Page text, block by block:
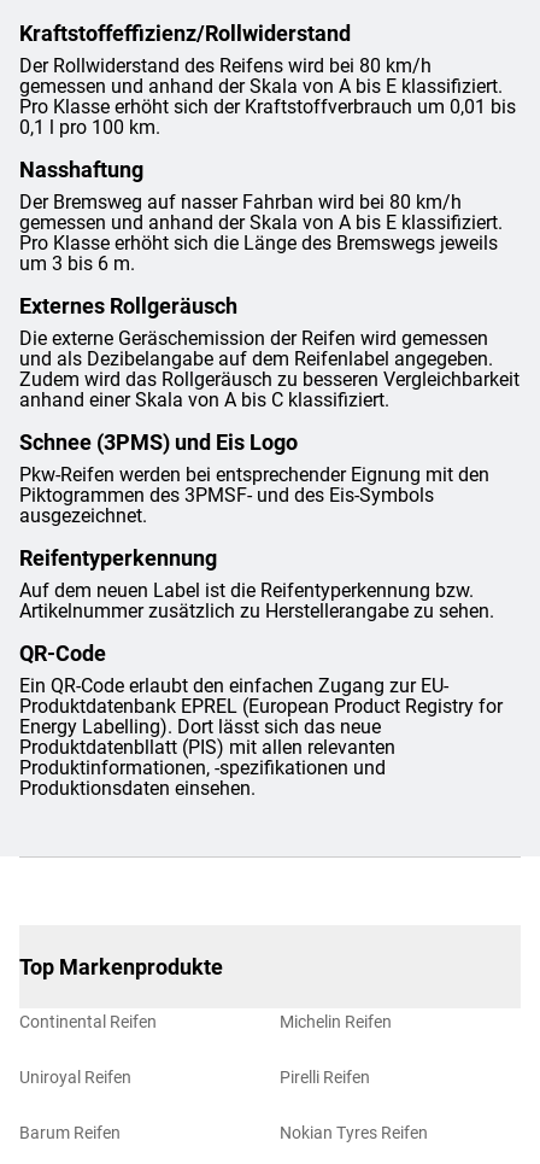
Kraftstoffeffizienz/Rollwiderstand
Der Rollwiderstand des Reifens wird bei 80 km/h
gemessen und anhand der Skala von A bis E klassifiziert.
Pro Klasse erhöht sich der Kraftstoffverbrauch um 0,01 bis
0,1 l pro 100 km.
Nasshaftung
Der Bremsweg auf nasser Fahrban wird bei 80 km/h
gemessen und anhand der Skala von A bis E klassifiziert.
Pro Klasse erhöht sich die Länge des Bremswegs jeweils
um 3 bis 6 m.
Externes Rollgeräusch
Die externe Geräschemission der Reifen wird gemessen
und als Dezibelangabe auf dem Reifenlabel angegeben.
Zudem wird das Rollgeräusch zu besseren Vergleichbarkeit
anhand einer Skala von A bis C klassifiziert.
Schnee (3PMS) und Eis Logo
Pkw-Reifen werden bei entsprechender Eignung mit den
Piktogrammen des 3PMSF- und des Eis-Symbols
ausgezeichnet.
Reifentyperkennung
Auf dem neuen Label ist die Reifentyperkennung bzw.
Artikelnummer zusätzlich zu Herstellerangabe zu sehen.
QR-Code
Ein QR-Code erlaubt den einfachen Zugang zur EU-
Produktdatenbank EPREL (European Product Registry for
Energy Labelling). Dort lässt sich das neue
Produktdatenbllatt (PIS) mit allen relevanten
Produktinformationen, -spezifikationen und
Produktionsdaten einsehen.
Top Markenprodukte
Continental Reifen
Uniroyal Reifen
Barum Reifen
Michelin Reifen
Pirelli Reifen
Nokian Tyres Reifen